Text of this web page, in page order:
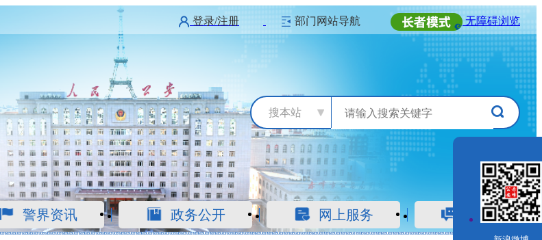
登录/注册 部门网站导航 无障碍浏览
搜本站
警界资讯 政务公开 网上服务 警民互动